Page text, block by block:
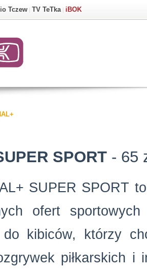
Tczew | TV TeTka | iBOK
SPORT - 65
SUPER SPORT
ofert
do kibiców, którzy
piłkarskich i